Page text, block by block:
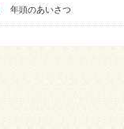
年頭のあいさつ